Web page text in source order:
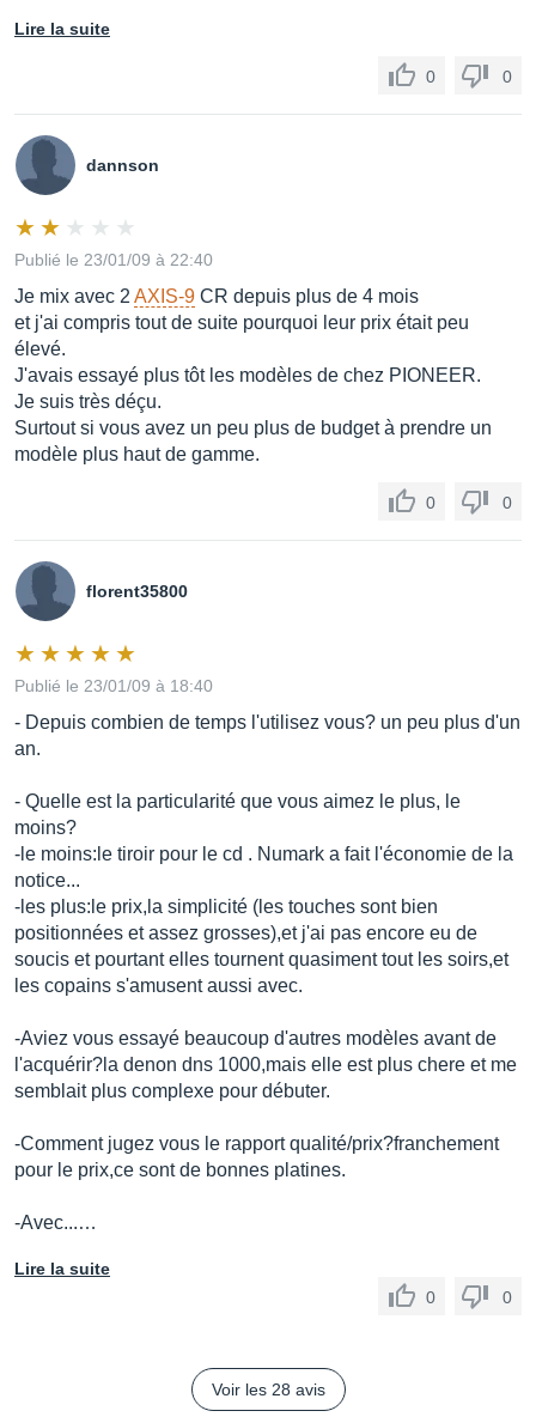
Lire la suite
0 0
dannson
Publié le 23/01/09 à 22:40
Je mix avec 2 AXIS-9 CR depuis plus de 4 mois
et j'ai compris tout de suite pourquoi leur prix était peu
élevé.
J'avais essayé plus tôt les modèles de chez PIONEER.
Je suis très déçu.
Surtout si vous avez un peu plus de budget à prendre un
modèle plus haut de gamme.
0 0
florent35800
Publié le 23/01/09 à 18:40
- Depuis combien de temps l'utilisez vous? un peu plus d'un
an.
- Quelle est la particularité que vous aimez le plus, le
moins?
-le moins:le tiroir pour le cd . Numark a fait l'économie de la
notice...
-les plus:le prix,la simplicité (les touches sont bien
positionnées et assez grosses),et j'ai pas encore eu de
soucis et pourtant elles tournent quasiment tout les soirs,et
les copains s'amusent aussi avec.
-Aviez vous essayé beaucoup d'autres modèles avant de
l'acquérir?la denon dns 1000,mais elle est plus chere et me
semblait plus complexe pour débuter.
-Comment jugez vous le rapport qualité/prix?franchement
pour le prix,ce sont de bonnes platines.
-Avec...…
Lire la suite
0
0
Voir les 28 avis